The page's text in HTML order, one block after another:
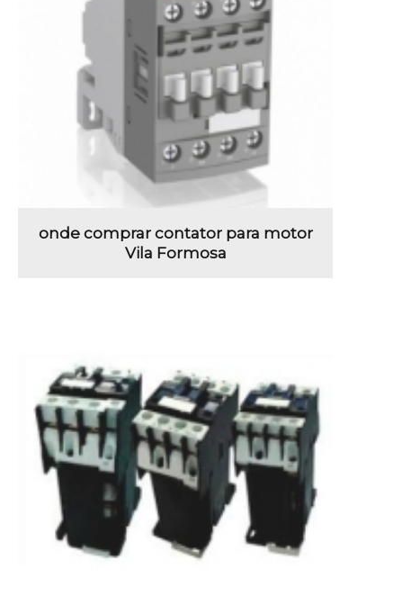
onde comprar contator para motor
Vila Formosa